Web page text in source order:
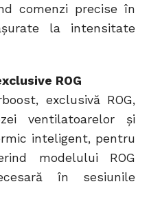
comenzi precise în
la intensitate
ROG
exclusivă ROG,
ventilatoarelor și
inteligent, pentru
modelului ROG
în sesiunile